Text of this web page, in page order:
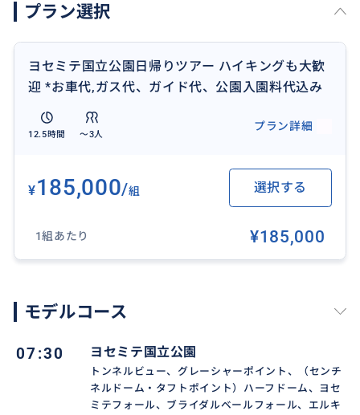
術、谷間が広がるヨセミテ国立公園。
呼んでいました。日本には無い雄大さ、大きさ、エネ
ルギーが広がります。大自然に触れ、また違うカリフ
ォルニアを感じにいきませんか。
プラン選択
ヨセミテ国立公園日帰りツアー ハイキングも大歓
迎 *お車代,ガス代、ガイド代、公園入園料代込み
12.5時間 〜3人
プラン詳細
¥185,000/組 選択する
1組あたり ¥185,000
モデルコース
07:30 ヨセミテ国立公園
トンネルビュー、グレーシャーポイント、（センチ
ネルドーム・タフトポイント）ハーフドーム、ヨセ
ミテフォール、ブライダルベールフォール、エルキ